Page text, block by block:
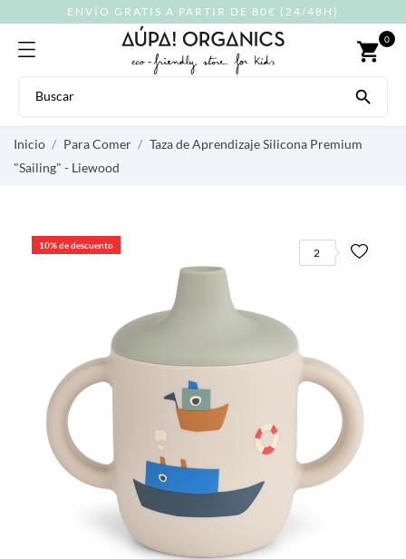
ENVÍO GRATIS A PARTIR DE 80€ (24/48H)
shopping_cart 0

Inicio Para Comer
Taza de Aprendizaje Silicona Premium
"Sailing" - Liewood
10% de descuento
2